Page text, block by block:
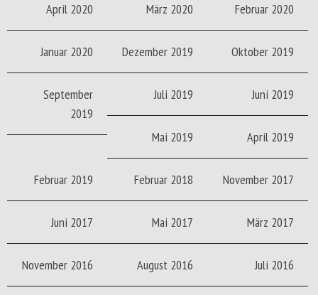
April 2020 März 2020 Februar 2020
Januar 2020 Dezember 2019 Oktober 2019
September
2019
Juli 2019 Juni 2019
Mai 2019 April 2019
Februar 2019 Februar 2018 November 2017
Juni 2017 Mai 2017 März 2017
November 2016 August 2016 Juli 2016